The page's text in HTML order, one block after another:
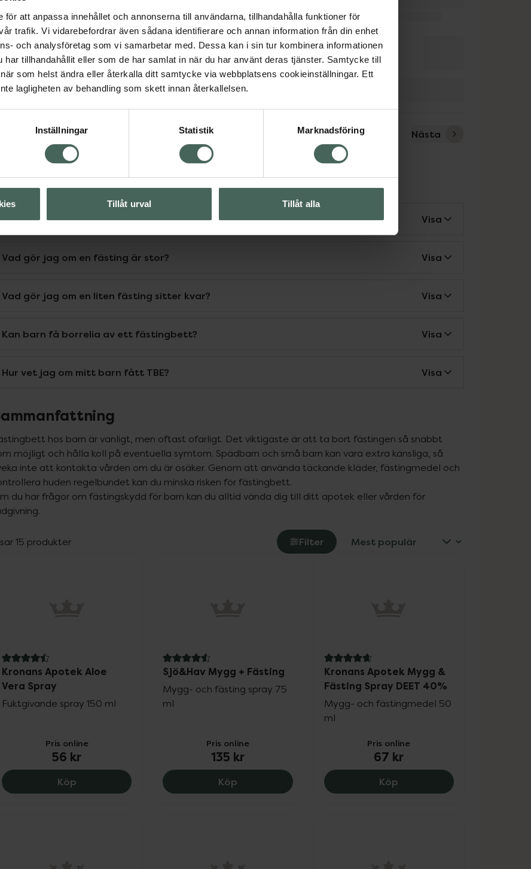
för att anpassa innehållet och annonserna till användarna, tillhandahålla funktioner för
trafik. Vi vidarebefordrar även sådana identifierare och annan information från din enhet
och analysföretag som vi samarbetar med. Dessa kan i sin tur kombinera informationen
har tillhandahållit eller som de har samlat in när du har använt deras tjänster. Samtycke till
som helst ändra eller återkalla ditt samtycke via webbplatsens cookieinställningar. Ett
lagligheten av behandling som skett innan återkallelsen.
Inställningar Statistik Marknadsföring
Tillåt urval Tillåt alla
Föregående Nästa
frågor om fästingbett hos barn
Hur ser ett fästingbett ut? Visa
Vad gör jag om en fästing är stor? Visa
Vad gör jag om en liten fästing sitter kvar? Visa
Kan barn få borrelia av ett fästingbett? Visa
Hur vet jag om mitt barn fått TBE? Visa
hos barn är vanligt, men oftast ofarligt. Det viktigaste är att ta bort fästingen så snabbt
möjligt och hålla koll på eventuella symtom. Spädbarn och små barn kan vara extra känsliga, så
inte att kontakta vården om du är osäker. Genom att använda täckande kläder, fästingmedel och
huden regelbundet kan du minska risken för fästingbett.
du har frågor om fästingskydd för barn kan du alltid vända dig till ditt apotek eller vården för
15 produkter Filter
4.5 av 5 i omdöme
Kronans Apotek Aloe
Vera Spray
Fuktgivande spray 150 ml
Pris online
56 kr
KöpKronans Apotek Aloe Vera Spray, 56 kr.
4.6 av 5 i omdöme
Sjö&Hav Mygg + Fästing
Mygg- och fästing spray 75
ml
Pris online
135 kr
KöpSjö&Hav Mygg + Fästing, 135 kr.
4.7 av 5 i omdöme
Kronans Apotek Mygg &
Fästing Spray DEET 40%
Mygg- och fästingmedel 50
ml
Pris online
67 kr
Köp Kronans Apotek Mygg &